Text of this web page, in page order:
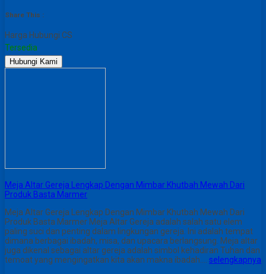
Share This :
Harga Hubungi CS
Tersedia
Hubungi Kami
Meja Altar Gereja Lengkap Dengan Mimbar Khutbah Mewah Dari
Produk Basta Marmer
Meja Altar Gereja Lengkap Dengan Mimbar Khutbah Mewah Dari
Produk Basta Marmer Meja Altar Gereja adalah salah satu elem
paling suci dan penting dalam lingkungan gereja. Ini adalah tempat
dimana berbagai ibadah, misa, dan upacara berlangsung. Meja altar
juga dikenal sebagai altar gereja adalah simbol kehadiran Tuhan dan
temoat yang mengingatkan kita akan makna ibadah…. selengkapnya